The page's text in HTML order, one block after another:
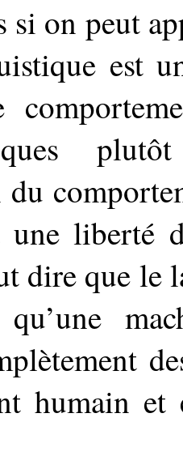
si on peut
est
liberté
dire que le
humain